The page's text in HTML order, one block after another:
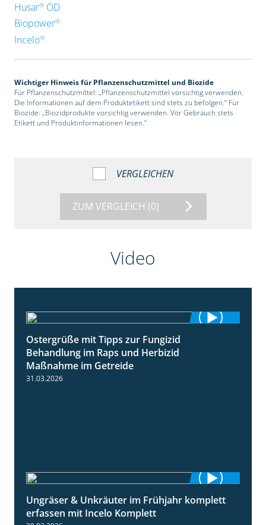
Husar®OD
Biopower®
Incelo®
Wichtiger Hinweis für Pflanzenschutzmittel und Biozide
Für Pflanzenschutzmittel: „Pflanzenschutzmittel vorsichtig verwenden.
Die Informationen auf dem Produktetikett sind stets zu befolgen.“ Für
Biozide: „Biozidprodukte vorsichtig verwenden. Vor Gebrauch stets
Etikett und Produktinformationen lesen.“
VERGLEICHEN
ZUM VERGLEICH (0)
Video
Ostergrüße mit Tipps zur Fungizid
Behandlung im Raps und Herbizid
Maßnahme im Getreide
31.03.2026
3:10
Ungräser & Unkräuter im Frühjahr komplett
erfassen mit Incelo Komplett